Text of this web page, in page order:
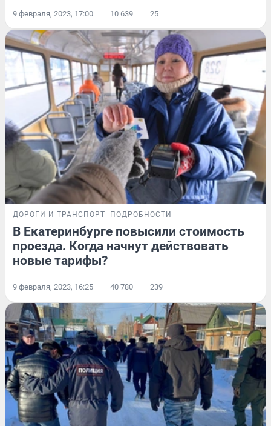
9 февраля, 2023, 17:00 10 639 25
ДОРОГИ И ТРАНСПОРТ ПОДРОБНОСТИ
В Екатеринбурге повысили стоимость
проезда. Когда начнут действовать
новые тарифы?
9 февраля, 2023, 16:25 40 780 239